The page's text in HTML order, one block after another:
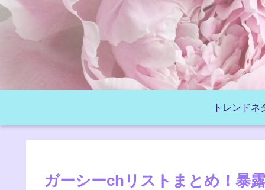
トレンドネ
ガーシーchリストまとめ！暴